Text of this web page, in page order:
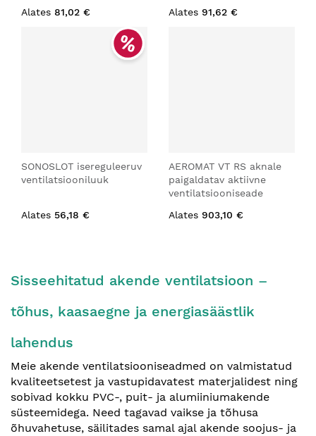
Alates 81,02 €
Alates 91,62 €
SONOSLOT isereguleeruv
ventilatsiooniluuk
Alates 56,18 €
AEROMAT VT RS aknale
paigaldatav aktiivne
ventilatsiooniseade
Alates 903,10 €
Sisseehitatud akende ventilatsioon –
tõhus, kaasaegne ja energiasäästlik
lahendus
Meie akende ventilatsiooniseadmed on valmistatud
kvaliteetsetest ja vastupidavatest materjalidest ning
sobivad kokku PVC-, puit- ja alumiiniumakende
süsteemidega. Need tagavad vaikse ja tõhusa
õhuvahetuse, säilitades samal ajal akende soojus- ja